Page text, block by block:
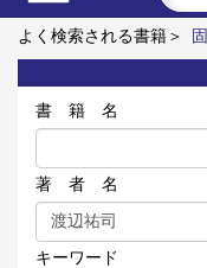
よく検索される書籍＞
材料の知的設計
レーザ
正・昭和の細菌学者たち
受容と創造
書 籍 名
著 者 名
キーワード